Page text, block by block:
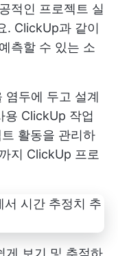
적인 프로젝트 실
. ClickUp과 같이
측할 수 있는 소
염두에 두고 설계
용 ClickUp 작업
활동을 관리하
지 ClickUp 프로
게 보기 및 추적하